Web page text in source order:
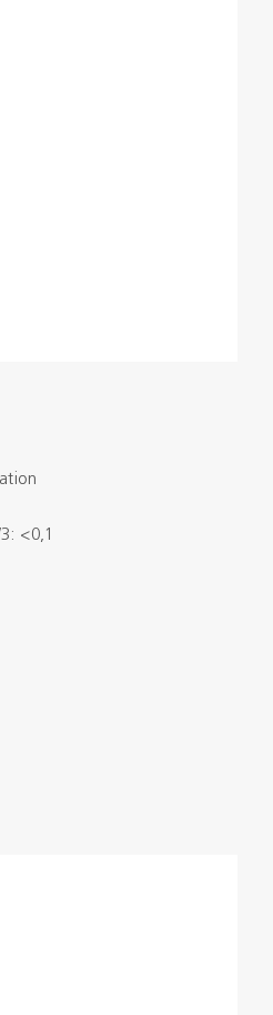
<0,1